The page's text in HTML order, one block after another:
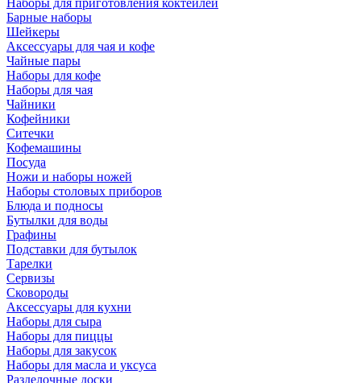
Наборы для приготовления коктейлей
Барные наборы
Шейкеры
Аксессуары для чая и кофе
Чайные пары
Наборы для кофе
Наборы для чая
Чайники
Кофейники
Ситечки
Кофемашины
Посуда
Ножи и наборы ножей
Наборы столовых приборов
Блюда и подносы
Бутылки для воды
Графины
Подставки для бутылок
Тарелки
Сервизы
Сковороды
Аксессуары для кухни
Наборы для сыра
Наборы для пиццы
Наборы для закусок
Наборы для масла и уксуса
Разделочные доски